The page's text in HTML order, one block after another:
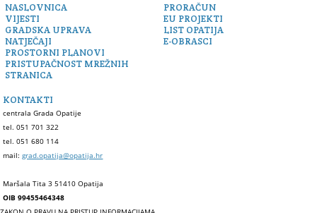
NASLOVNICA
VIJESTI
GRADSKA UPRAVA
NATJEČAJI
PROSTORNI PLANOVI
PRISTUPAČNOST MREŽNIH
STRANICA
PRORAČUN
EU PROJEKTI
LIST OPATIJA
E-OBRASCI
KONTAKTI
centrala Grada Opatije
tel. 051 701 322
tel. 051 680 114
mail:grad.opatija@opatija.hr
Maršala Tita 3 51410 Opatija
OIB 99455464348